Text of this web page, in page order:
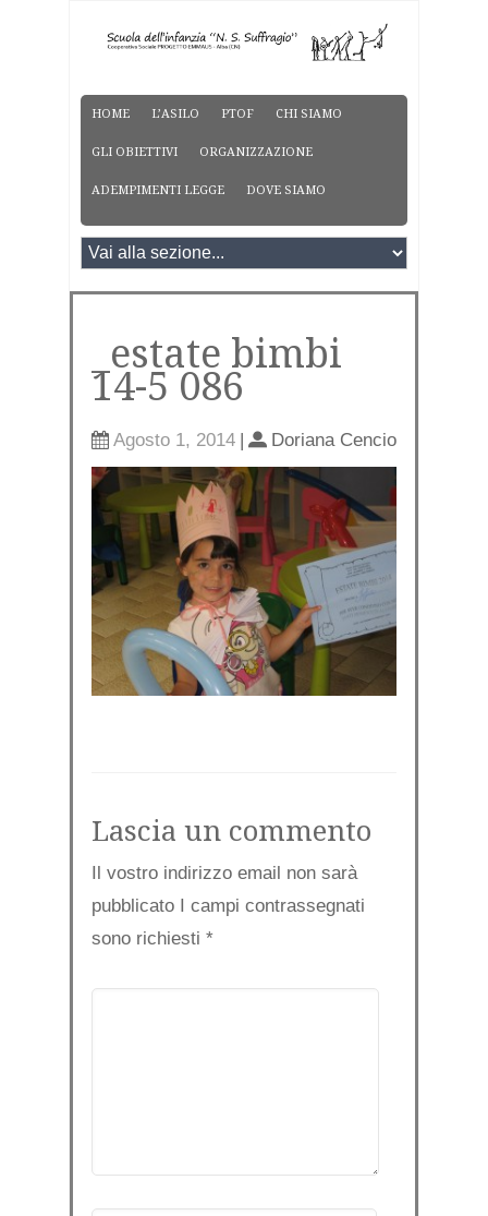
HOME L’ASILO PTOF CHI SIAMO
GLI OBIETTIVI ORGANIZZAZIONE
ADEMPIMENTI LEGGE DOVE SIAMO
_estate bimbi
14-5 086
Agosto 1, 2014 | Doriana Cencio
Lascia un commento
Il vostro indirizzo email non sarà
pubblicato I campi contrassegnati
sono richiesti *